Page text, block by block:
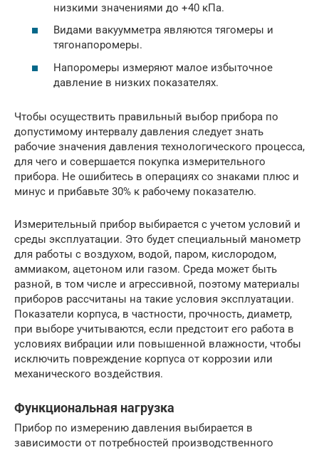
низкими значениями до +40 кПа.
Видами вакуумметра являются тягомеры и
тягонапоромеры.
Напоромеры измеряют малое избыточное
давление в низких показателях.
Чтобы осуществить правильный выбор прибора по
допустимому интервалу давления следует знать
рабочие значения давления технологического процесса,
для чего и совершается покупка измерительного
прибора. Не ошибитесь в операциях со знаками плюс и
минус и прибавьте 30% к рабочему показателю.
Измерительный прибор выбирается с учетом условий и
среды эксплуатации. Это будет специальный манометр
для работы с воздухом, водой, паром, кислородом,
аммиаком, ацетоном или газом. Среда может быть
разной, в том числе и агрессивной, поэтому материалы
приборов рассчитаны на такие условия эксплуатации.
Показатели корпуса, в частности, прочность, диаметр,
при выборе учитываются, если предстоит его работа в
условиях вибрации или повышенной влажности, чтобы
исключить повреждение корпуса от коррозии или
механического воздействия.
Функциональная нагрузка
Прибор по измерению давления выбирается в
зависимости от потребностей производственного